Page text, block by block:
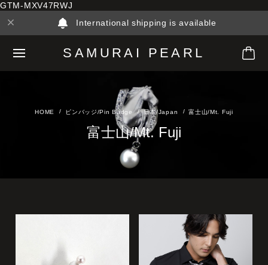
GTM-MXV47RWJ
International shipping is available
SAMURAI PEARL
ピンバッジ/Pin Badge 日本/Japan 富士山/Mt. Fuji
富士山/Mt. Fuji